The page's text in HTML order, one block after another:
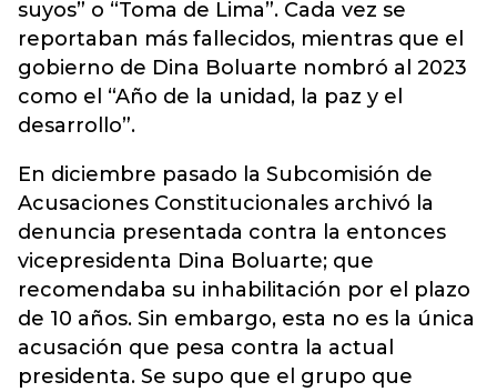
suyos” o “Toma de Lima”. Cada vez se
reportaban más fallecidos, mientras que el
gobierno de Dina Boluarte nombró al 2023
como el “Año de la unidad, la paz y el
desarrollo”.
En diciembre pasado la Subcomisión de
Acusaciones Constitucionales archivó la
denuncia presentada contra la entonces
vicepresidenta Dina Boluarte; que
recomendaba su inhabilitación por el plazo
de 10 años. Sin embargo, esta no es la única
acusación que pesa contra la actual
presidenta. Se supo que el grupo que